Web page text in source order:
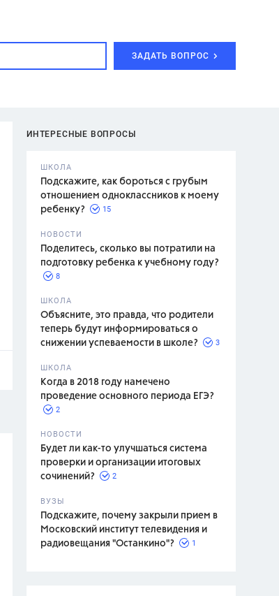
ЗАДАТЬ ВОПРОС
ИНТЕРЕСНЫЕ ВОПРОСЫ
ШКОЛА
Подскажите, как бороться с грубым
отношением одноклассников к моему
ребенку?
15
НОВОСТИ
Поделитесь, сколько вы потратили на
подготовку ребенка к учебному году?
8
ШКОЛА
Объясните, это правда, что родители
теперь будут информироваться о
снижении успеваемости в школе?
3
ШКОЛА
Когда в 2018 году намечено
проведение основного периода ЕГЭ?
2
НОВОСТИ
Будет ли как-то улучшаться система
проверки и организации итоговых
сочинений?
2
ВУЗЫ
Подскажите, почему закрыли прием в
Московский институт телевидения и
радиовещания "Останкино"?
1